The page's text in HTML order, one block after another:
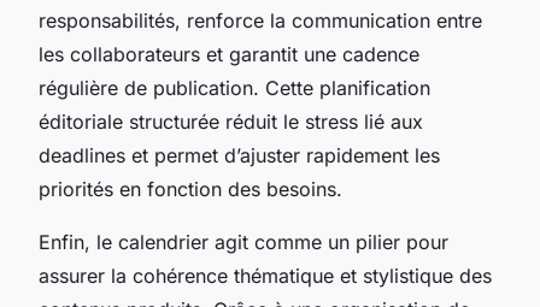
responsabilités, renforce la communication entre
les collaborateurs et garantit une cadence
régulière de publication. Cette planification
éditoriale structurée réduit le stress lié aux
deadlines et permet d’ajuster rapidement les
priorités en fonction des besoins.
Enfin, le calendrier agit comme un pilier pour
assurer la cohérence thématique et stylistique des